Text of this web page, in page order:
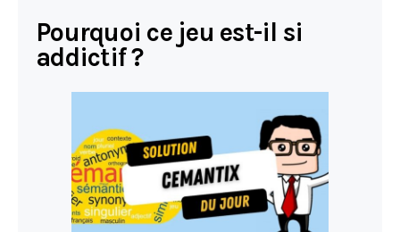
Pourquoi ce jeu est-il si
addictif ?